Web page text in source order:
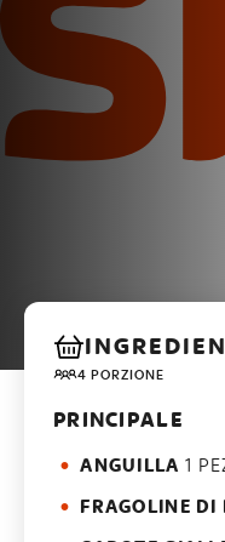
4 PORZIONE
PRINCIPALE
ANGUILLA 1
FRAGOLINE DI